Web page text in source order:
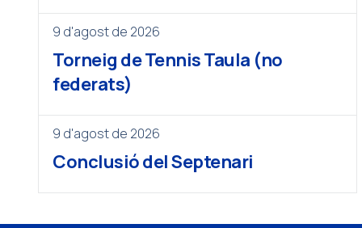
9 d'agost de 2026
Torneig de Tennis Taula (no
federats)
9 d'agost de 2026
Conclusió del Septenari